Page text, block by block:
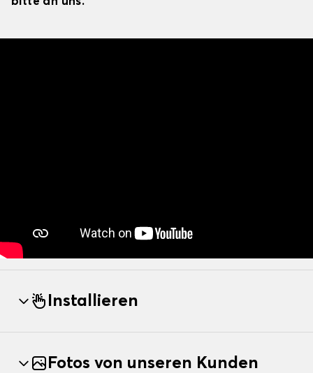
Installieren
Fotos von unseren Kunden